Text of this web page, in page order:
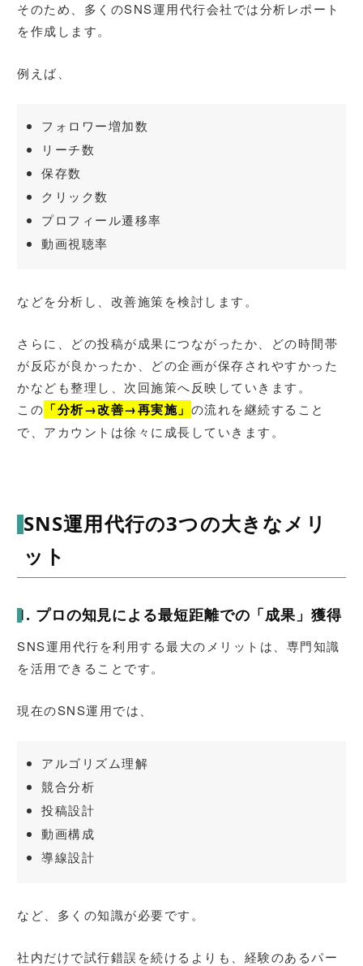
そのため、多くのSNS運用代行会社では分析レポート
を作成します。
例えば、
フォロワー増加数
リーチ数
保存数
クリック数
プロフィール遷移率
動画視聴率
などを分析し、改善施策を検討します。
さらに、どの投稿が成果につながったか、どの時間帯
が反応が良かったか、どの企画が保存されやすかった
かなども整理し、次回施策へ反映していきます。
この 「分析→改善→再実施」 の流れを継続すること
で、アカウントは徐々に成長していきます。
SNS運用代行の3つの大きなメリ
ット
1. プロの知見による最短距離での「成果」獲得
SNS運用代行を利用する最大のメリットは、専門知識
を活用できることです。
現在のSNS運用では、
アルゴリズム理解
競合分析
投稿設計
動画構成
導線設計
など、多くの知識が必要です。
社内だけで試行錯誤を続けるよりも、経験のあるパー